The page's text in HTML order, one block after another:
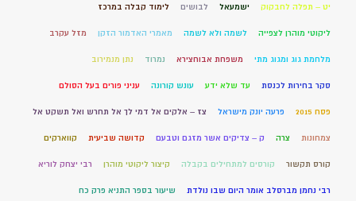
יט – תפלה לחבקוק ישמעאל לבושים לימוד קבלה במרכז
ליקוטי מוהרן לצפייה לשמה ולא לשמה מאמרי האדמור הזקן מזל עקרב
מלחמת גוג ומגוג מתי משפחת אבוחצירא נמרוד נתן מנמירוב
סקר בחירות לכנסת עד שלא ידע עונש קורונה עניני פורים בעל הסולם
פסח 2015 פרעה יונק מישראל צז – אלקים אל דמי לך אל תחרש ואל תשקט אל
צמחונות צרה ק – צדיקים אשר מזגם וטבעם קדושה שביעית קווארקים
קורס תקשור קורסים למתחילים בקבלה קיצור ליקוטי מוהרן רבי יצחק לוריא
רבי נחמן מברסלב אומר היום שבו נולדת שיעור בספר התניא פרק כח